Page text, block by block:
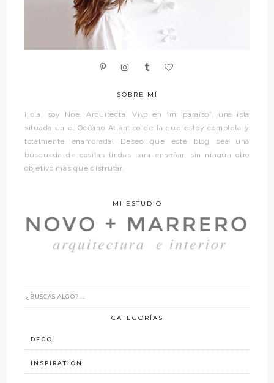
SOBRE MÍ
Hola, soy Noe. Arquitecta. Vivo en “mi paraíso”, una isla
situada en el Océano Atlántico de la que estoy completa y
totalmente enamorada. Deseo que este blog sea una
búsqueda de cositas lindas para enseñar, sin ningún otro
objetivo más que disfrutar.
MI ESTUDIO
CATEGORÍAS
DECO
INSPIRATION